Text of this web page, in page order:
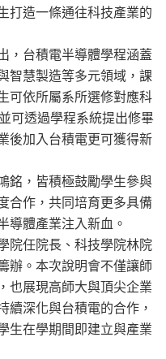
打造一條通往科技產業的
，台積電半導體學程涵蓋
智慧製造等多元領域，課
可依所屬系所選修對應科
可透過學程系統提出修畢
後加入台積電更可獲得新
銘，皆積極鼓勵學生參與
合作，共同培育更多具備
導體產業注入新血。
院任院長、科技學院林院
辦。本次說明會不僅讓師
也展現高師大與頂尖企業
續深化與台積電的合作，
生在學期間即建立與產業